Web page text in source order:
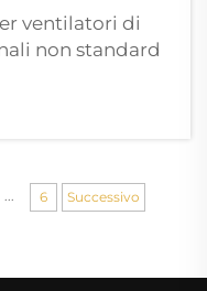
ventilatori di
non standard
e turbolenze
La
in base a
6 Successivo